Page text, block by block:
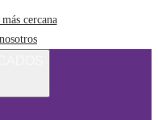
cercana